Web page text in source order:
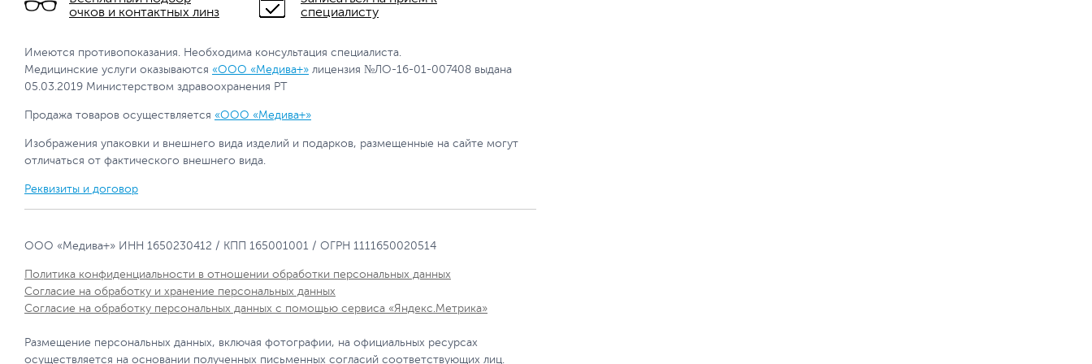
очков и контактных линз
специалисту
Имеются противопоказания. Необходима консультация специалиста.
Медицинские услуги оказываются «ООО «Медива+» лицензия №ЛО-16-01-007408 выдана
05.03.2019 Министерством здравоохранения РТ
Продажа товаров осуществляется «ООО «Медива+»
Изображения упаковки и внешнего вида изделий и подарков, размещенные на сайте могут
отличаться от фактического внешнего вида.
Реквизиты и договор
ООО «Медива+» ИНН 1650230412 / КПП 165001001 / ОГРН 1111650020514
Политика конфиденциальности в отношении обработки персональных данных
Согласие на обработку и хранение персональных данных
Согласие на обработку персональных данных с помощью сервиса «Яндекс.Метрика»
Размещение персональных данных, включая фотографии, на официальных ресурсах
осуществляется на основании полученных письменных согласий соответствующих лиц.